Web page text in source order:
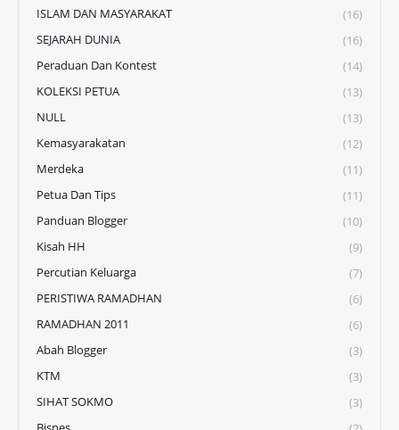
ISLAM DAN MASYARAKAT
(16)
SEJARAH DUNIA
(16)
Peraduan Dan Kontest
(14)
KOLEKSI PETUA
(13)
NULL
(13)
Kemasyarakatan
(12)
Merdeka
(11)
Petua Dan Tips
(11)
Panduan Blogger
(10)
Kisah HH
(9)
Percutian Keluarga
(7)
PERISTIWA RAMADHAN
(6)
RAMADHAN 2011
(6)
Abah Blogger
(3)
KTM
(3)
SIHAT SOKMO
(3)